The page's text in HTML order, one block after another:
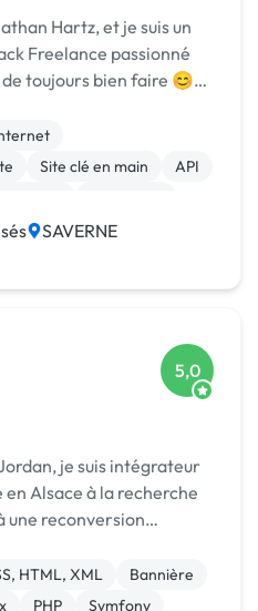
Hartz, et je suis un
Freelance passionné
toujours bien faire 😊
dans les d...
Site clé en main
API
SAVERNE
5,0
je suis intégrateur
Alsace à la recherche
web. Curieux, créatif ...
HTML, XML
Bannière
PHP
Symfony